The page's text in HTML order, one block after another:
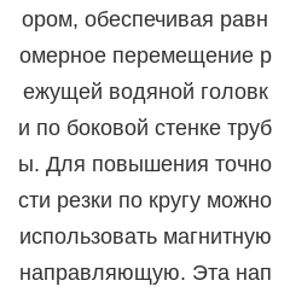
ором, обеспечивая равн
омерное перемещение р
ежущей водяной головк
и по боковой стенке труб
ы. Для повышения точно
сти резки по кругу можно
использовать магнитную
направляющую. Эта нап